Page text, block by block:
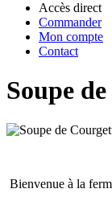
Accès direct
Commander
Mon compte
Contact
Soupe
Bienvenue à la